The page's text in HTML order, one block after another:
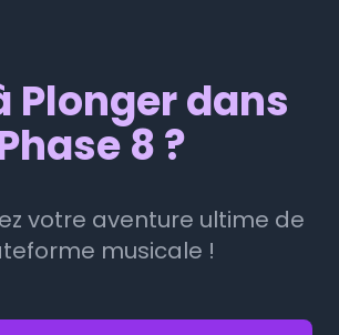
Plonger dans
8 ?
votre aventure ultime de
musicale !